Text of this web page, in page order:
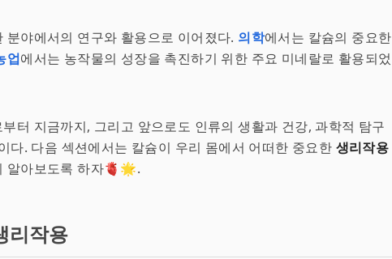
분야에서의 연구와 활용으로 이어졌다. 의학에서는 칼슘의 중요한
업에서는 농작물의 성장을 촉진하기 위한 주요 미네랄로 활용되었
터 지금까지, 그리고 앞으로도 인류의 생활과 건강, 과학적 탐구
다. 다음 섹션에서는 칼슘이 우리 몸에서 어떠한 중요한 생리작용
알아보도록 하자🫀🌟.
리작용